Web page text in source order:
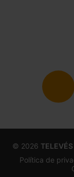
© 2026
Política de